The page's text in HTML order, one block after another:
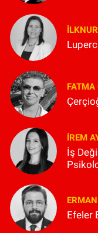
FATMA
İREM
İş
Efeler